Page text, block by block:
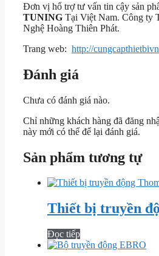
Đơn vị hổ trợ tư vấn tin cậy sản
TUNING Tại Việt Nam. Công ty
Nghệ Hoàng Thiên Phát.
Trang web: http://
Đánh giá
Chưa có đánh giá nào.
Chỉ những khách hàng đã đăng
này mới có thể để lại đánh giá.
Sản phẩm tương tự
Thiết bị truyền
Đọc tiếp